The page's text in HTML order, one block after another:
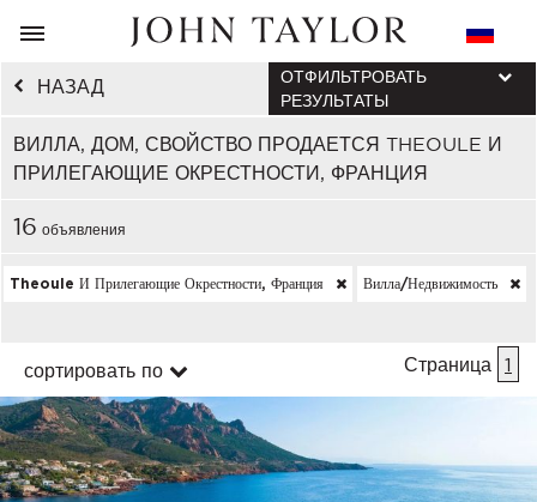
НАЗАД
ВИЛЛА, ДОМ, СВОЙСТВО ПРОДАЕТСЯ THEOULE И
ПРИЛЕГАЮЩИЕ ОКРЕСТНОСТИ, ФРАНЦИЯ
ОТФИЛЬТРОВАТЬ
РЕЗУЛЬТАТЫ
16 объявления
Theoule И Прилегающие Окрестности, Франция Вилла/недвижимость
сортировать по Страница 1